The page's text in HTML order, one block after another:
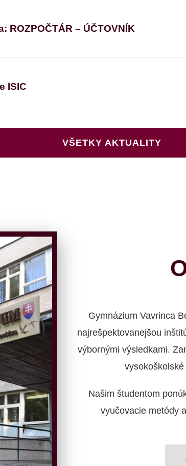
ROZPOČTÁR – ÚČTOVNÍK
ISIC
VŠETKY AKTUALITY
Gymnázium Vavrinca
najrešpektovanejšou
výbornými výsledkami.
Našim študentom
vyučovacie metódy